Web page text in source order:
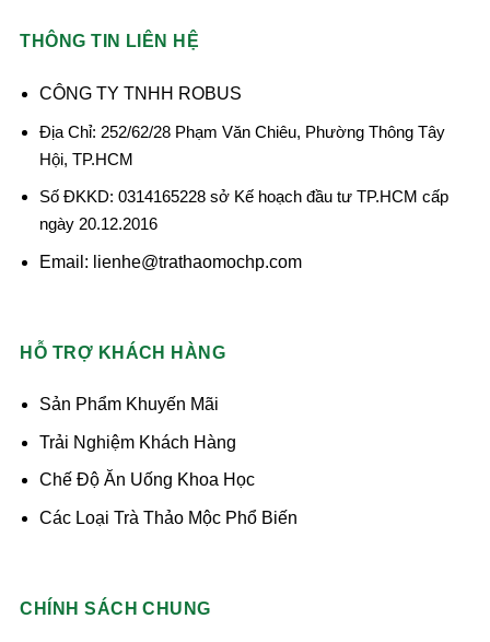
THÔNG TIN LIÊN HỆ
CÔNG TY TNHH ROBUS
Địa Chỉ: 252/62/28 Phạm Văn Chiêu, Phường Thông Tây
Hội, TP.HCM
Số ĐKKD: 0314165228 sở Kế hoạch đầu tư TP.HCM cấp
ngày 20.12.2016
Email: lienhe@trathaomochp.com
HỖ TRỢ KHÁCH HÀNG
Sản Phẩm Khuyến Mãi
Trải Nghiệm Khách Hàng
Chế Độ Ăn Uống Khoa Học
Các Loại Trà Thảo Mộc Phổ Biến
CHÍNH SÁCH CHUNG